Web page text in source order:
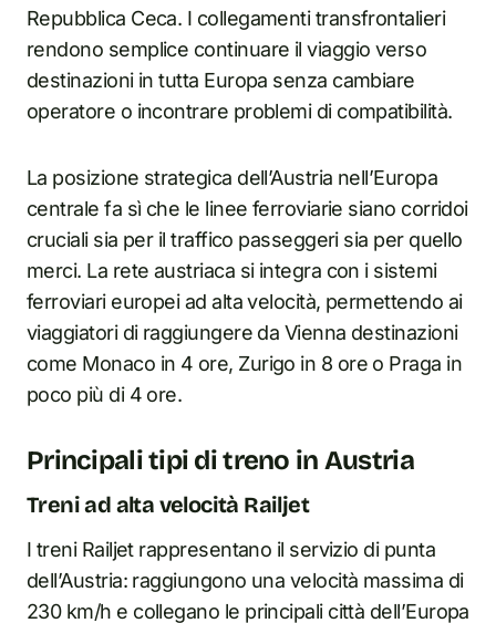
Repubblica Ceca. I collegamenti transfrontalieri
rendono semplice continuare il viaggio verso
destinazioni in tutta Europa senza cambiare
operatore o incontrare problemi di compatibilità.
La posizione strategica dell’Austria nell’Europa
centrale fa sì che le linee ferroviarie siano corridoi
cruciali sia per il traffico passeggeri sia per quello
merci. La rete austriaca si integra con i sistemi
ferroviari europei ad alta velocità, permettendo ai
viaggiatori di raggiungere da Vienna destinazioni
come Monaco in 4 ore, Zurigo in 8 ore o Praga in
poco più di 4 ore.
Principali tipi di treno in Austria
Treni ad alta velocità Railjet
I treni Railjet rappresentano il servizio di punta
dell’Austria: raggiungono una velocità massima di
230 km/h e collegano le principali città dell’Europa